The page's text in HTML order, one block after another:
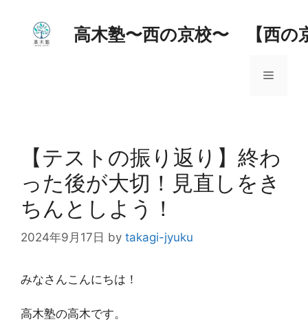
高木塾〜西の京校〜 【西の
メ
ュ
【テストの振り返り】終わ
った後が大切！見直しをき
ちんとしよう！
2024年9月17日 by takagi-jyuku
みなさんこんにちは！
高木塾の高木です。